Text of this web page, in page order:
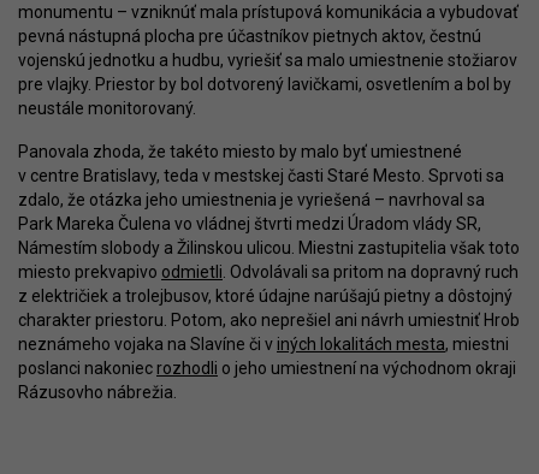
monumentu – vzniknúť mala prístupová komunikácia a vybudovať
pevná nástupná plocha pre účastníkov pietnych aktov, čestnú
vojenskú jednotku a hudbu, vyriešiť sa malo umiestnenie stožiarov
pre vlajky. Priestor by bol dotvorený lavičkami, osvetlením a bol by
neustále monitorovaný.
Panovala zhoda, že takéto miesto by malo byť umiestnené
v centre Bratislavy, teda v mestskej časti Staré Mesto. Sprvoti sa
zdalo, že otázka jeho umiestnenia je vyriešená – navrhoval sa
Park Mareka Čulena vo vládnej štvrti medzi Úradom vlády SR,
Námestím slobody a Žilinskou ulicou. Miestni zastupitelia však toto
miesto prekvapivo odmietli . Odvolávali sa pritom na dopravný ruch
z električiek a trolejbusov, ktoré údajne narúšajú pietny a dôstojný
charakter priestoru. Potom, ako neprešiel ani návrh umiestniť Hrob
neznámeho vojaka na Slavíne či v iných lokalitách mesta, miestni
poslanci nakoniec rozhodli o jeho umiestnení na východnom okraji
Rázusovho nábrežia.